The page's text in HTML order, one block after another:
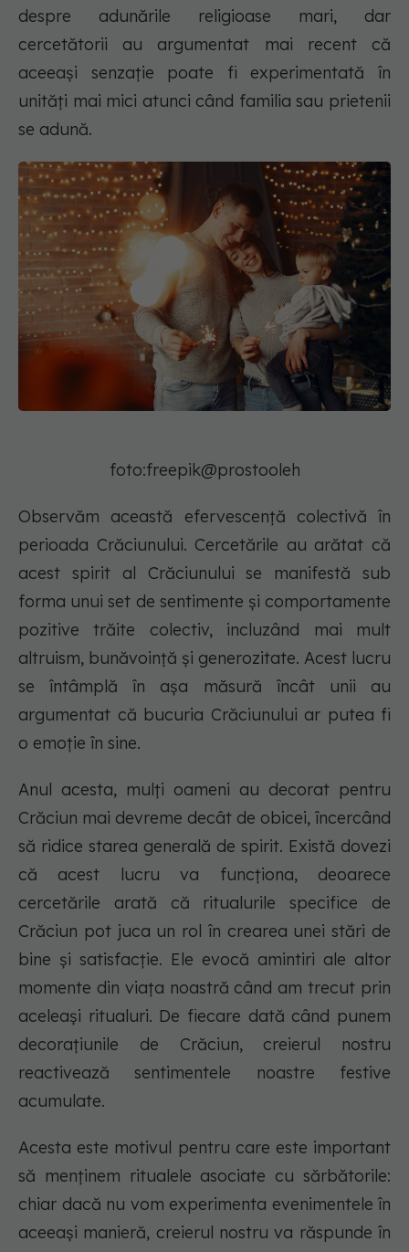
despre adunările religioase mari, dar
cercetătorii au argumentat mai recent că
aceeași senzație poate fi experimentată în
unități mai mici atunci când familia sau prietenii
se adună.
foto:freepik@prostooleh
Observăm această efervescență colectivă în
perioada Crăciunului. Cercetările au arătat că
acest spirit al Crăciunului se manifestă sub
forma unui set de sentimente și comportamente
pozitive trăite colectiv, incluzând mai mult
altruism, bunăvoință și generozitate. Acest lucru
se întâmplă în așa măsură încât unii au
argumentat că bucuria Crăciunului ar putea fi
o emoție în sine.
Anul acesta, mulți oameni au decorat pentru
Crăciun mai devreme decât de obicei, încercând
să ridice starea generală de spirit. Există dovezi
că acest lucru va funcționa, deoarece
cercetările arată că ritualurile specifice de
Crăciun pot juca un rol în crearea unei stări de
bine și satisfacție. Ele evocă amintiri ale altor
momente din viața noastră când am trecut prin
aceleași ritualuri. De fiecare dată când punem
decorațiunile de Crăciun, creierul nostru
reactivează sentimentele noastre festive
acumulate.
Acesta este motivul pentru care este important
să menținem ritualele asociate cu sărbătorile:
chiar dacă nu vom experimenta evenimentele în
aceeași manieră, creierul nostru va răspunde în